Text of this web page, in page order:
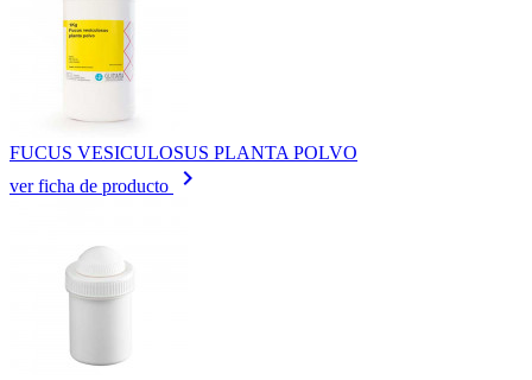
FUCUS VESICULOSUS PLANTA POLVO
ver ficha de producto
keyboard_arrow_right